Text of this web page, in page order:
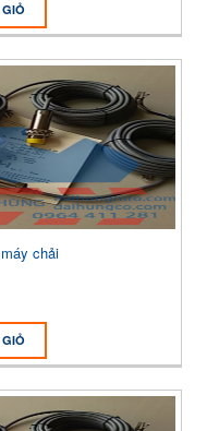
chải